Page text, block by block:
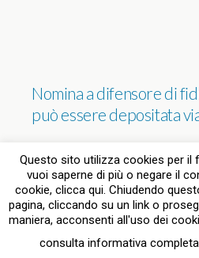
Nomina a difensore di
può essere depositata
Torna
Dispositivo Portatile
Questo sito utilizza cookies per il
vuoi saperne di più o negare il
cookie, clicca qui. Chiudendo
pagina, cliccando su un link o
maniera, acconsenti all'uso dei
consulta informativa